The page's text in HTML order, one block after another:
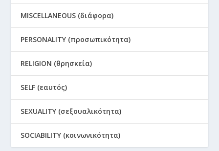
MISCELLANEOUS (διάφορα)
PERSONALITY (προσωπικότητα)
RELIGION (θρησκεία)
SELF (εαυτός)
SEXUALITY (σεξουαλικότητα)
SOCIABILITY (κοινωνικότητα)